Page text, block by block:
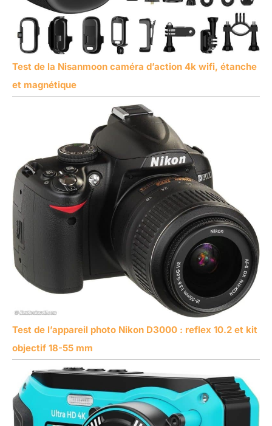
Test de la Nisanmoon caméra d’action 4k wifi, étanche
et magnétique
Test de l’appareil photo Nikon D3000 : reflex 10.2 et kit
objectif 18-55 mm